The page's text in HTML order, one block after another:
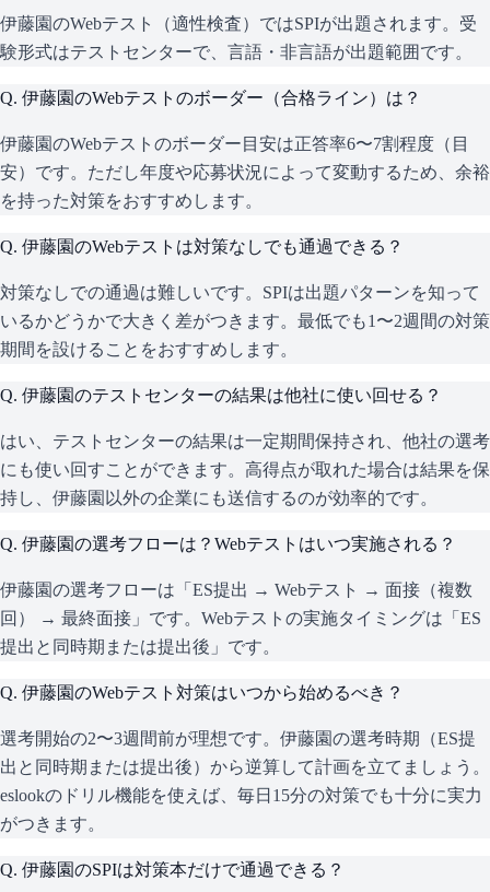
伊藤園のWebテスト（適性検査）ではSPIが出題されます。受
験形式はテストセンターで、言語・非言語が出題範囲です。
Q. 伊藤園のWebテストのボーダー（合格ライン）は？
伊藤園のWebテストのボーダー目安は正答率6〜7割程度（目
安）です。ただし年度や応募状況によって変動するため、余裕
を持った対策をおすすめします。
Q. 伊藤園のWebテストは対策なしでも通過できる？
対策なしでの通過は難しいです。SPIは出題パターンを知って
いるかどうかで大きく差がつきます。最低でも1〜2週間の対策
期間を設けることをおすすめします。
Q. 伊藤園のテストセンターの結果は他社に使い回せる？
はい、テストセンターの結果は一定期間保持され、他社の選考
にも使い回すことができます。高得点が取れた場合は結果を保
持し、伊藤園以外の企業にも送信するのが効率的です。
Q. 伊藤園の選考フローは？Webテストはいつ実施される？
伊藤園の選考フローは「ES提出 → Webテスト → 面接（複数
回） → 最終面接」です。Webテストの実施タイミングは「ES
提出と同時期または提出後」です。
Q. 伊藤園のWebテスト対策はいつから始めるべき？
選考開始の2〜3週間前が理想です。伊藤園の選考時期（ES提
出と同時期または提出後）から逆算して計画を立てましょう。
eslookのドリル機能を使えば、毎日15分の対策でも十分に実力
がつきます。
Q. 伊藤園のSPIは対策本だけで通過できる？